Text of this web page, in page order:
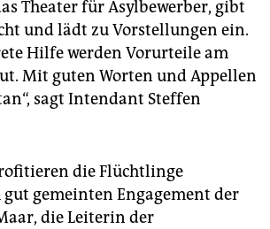
Theater für Asylbewerber, gibt
und lädt zu Vorstellungen ein.
Hilfe werden Vorurteile am
Mit guten Worten und Appellen
sagt Intendant Steffen
die Flüchtlinge
gemeinten Engagement der
die Leiterin der